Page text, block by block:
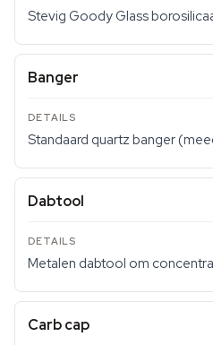
Stevig Goody Glass
Banger
Standaard quartz banger
Dabtool
Metalen dabtool om
Carb cap